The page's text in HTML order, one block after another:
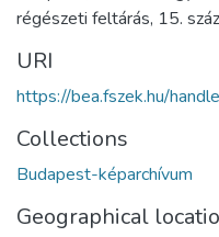
régészeti feltárás, 15.
URI
https://bea.fszek.hu/
Collections
Budapest-képarchívum
Geographical